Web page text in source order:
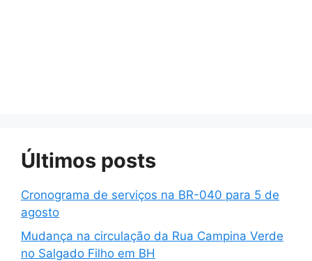
Últimos posts
Cronograma de serviços na BR-040 para 5 de
agosto
Mudança na circulação da Rua Campina Verde
no Salgado Filho em BH